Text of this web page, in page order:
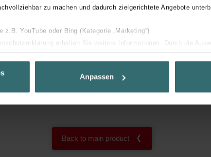
zu machen und dadurch zielgerichtete Angebote
z.B. YouTube oder Bing (Kategorie „Marketing“)
erhalten Sie weitere Informationen. Durch die
die bestmögliche Nutzererfahrung zu ermöglichen und Ihnen
zu stellen. Alle Einwilligungen können Sie
Anpassen
Back to main product